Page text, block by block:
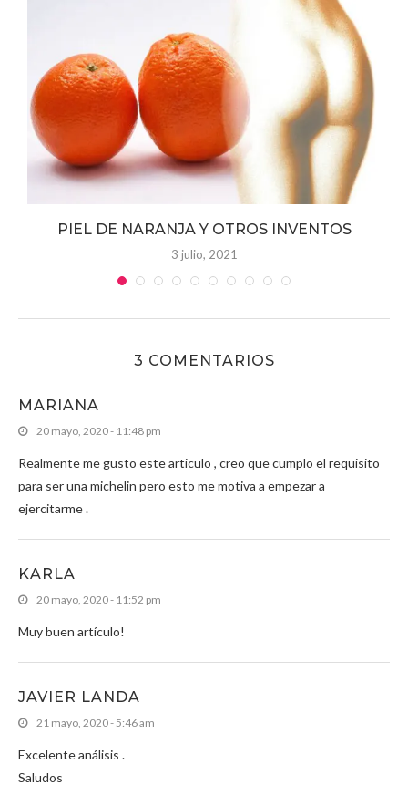
PIEL DE NARANJA Y OTROS INVENTOS
3 julio, 2021
3 COMENTARIOS
MARIANA
20 mayo, 2020 - 11:48 pm
Realmente me gusto este articulo , creo que cumplo el requisito
para ser una michelin pero esto me motiva a empezar a
ejercitarme .
KARLA
20 mayo, 2020 - 11:52 pm
Muy buen artículo!
JAVIER LANDA
21 mayo, 2020 - 5:46 am
Excelente análisis .
Saludos